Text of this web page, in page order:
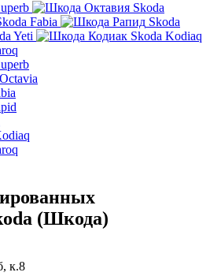
Skoda
Fabia
Skoda
Yeti
Skoda Kodiaq
(Шкода)
к.8